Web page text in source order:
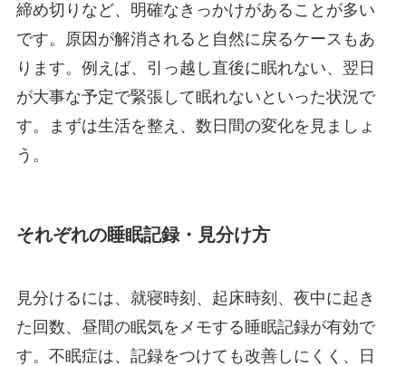
締め切りなど、明確なきっかけがあることが多い
です。原因が解消されると自然に戻るケースもあ
ります。例えば、引っ越し直後に眠れない、翌日
が大事な予定で緊張して眠れないといった状況で
す。まずは生活を整え、数日間の変化を見ましょ
う。
それぞれの睡眠記録・見分け方
見分けるには、就寝時刻、起床時刻、夜中に起き
た回数、昼間の眠気をメモする睡眠記録が有効で
す。不眠症は、記録をつけても改善しにくく、日